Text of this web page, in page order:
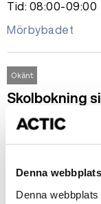
Denna
Denna
Tid: 08:00-09:00
Mörbybadet
Okänt
Skolbokning
Start: Tisdag
Tid: 08:00-09:00
Mörbybadet